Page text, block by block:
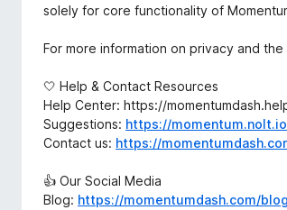
solely for core functionality of
For more information on privacy and
🤍 Help & Contact Resources
Help Center: https://
Suggestions: https://
Contact us: https://
👍 Our Social Media
Blog: https://momentumdash.com/blog